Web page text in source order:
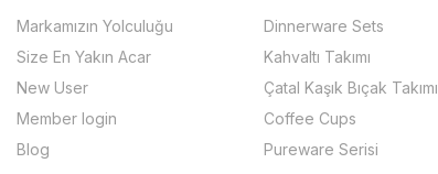
Markamızın Yolculuğu
Size En Yakın Acar
New User
Member login
Blog
Dinnerware Sets
Kahvaltı Takımı
Çatal Kaşık Bıçak Takımı
Coffee Cups
Pureware Serisi